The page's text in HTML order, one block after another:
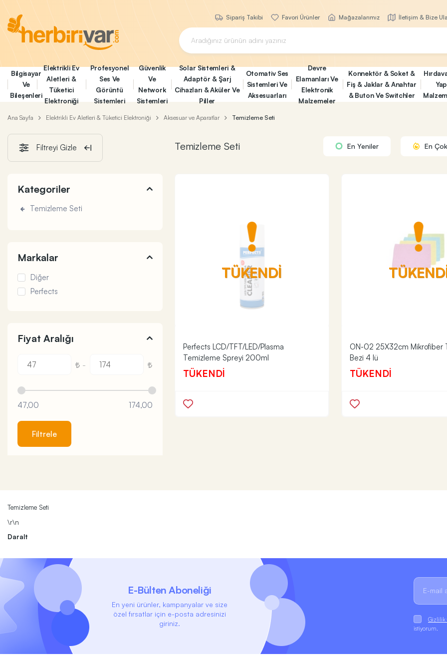
Sipariş Takibi Favori Ürünler Mağazalarımız İletişim & Bize
Bilgisayar
Ve
Bileşenleri
Elektrikli Ev
Aletleri &
Tüketici
Elektroniği
Profesyonel
Ses Ve
Görüntü
Sistemleri
Güvenlik
Ve
Network
Sistemleri
Solar Sistemleri &
Adaptör & Şarj
Cihazları & Aküler Ve
Piller
Otomativ Ses
Sistemleri Ve
Aksesuarları
Devre
Elamanları Ve
Elektronik
Malzemeler
Konnektör & Soket &
Fiş & Jaklar & Anahtar
& Buton Ve Switchler
Ana Sayfa Elektrikli Ev Aletleri & Tüketici Elektroniği Aksesuar ve Aparatlar Temizleme Seti
Kategoriler
Temizleme Seti
Markalar
Diğer
Perfects
Fiyat Aralığı
-
47,00 174,00
Filtrele
Filtreyi Gizle En
En Yeniler
Temizleme Seti
TÜKENDİ
Perfects LCD/TFT/LED/Plasma
Temizleme Spreyi 200ml
TÜKENDİ
ON-02 25X32cm Mikrofiber
Bezi 4 lü
TÜKENDİ
Temizleme Seti
\r\n
Daralt
E-Bülten Aboneliği
En yeni ürünler, kampanyalar ve size
özel fırsatlar için e-posta adresinizi
giriniz.
Gizlilik
istiyorum.